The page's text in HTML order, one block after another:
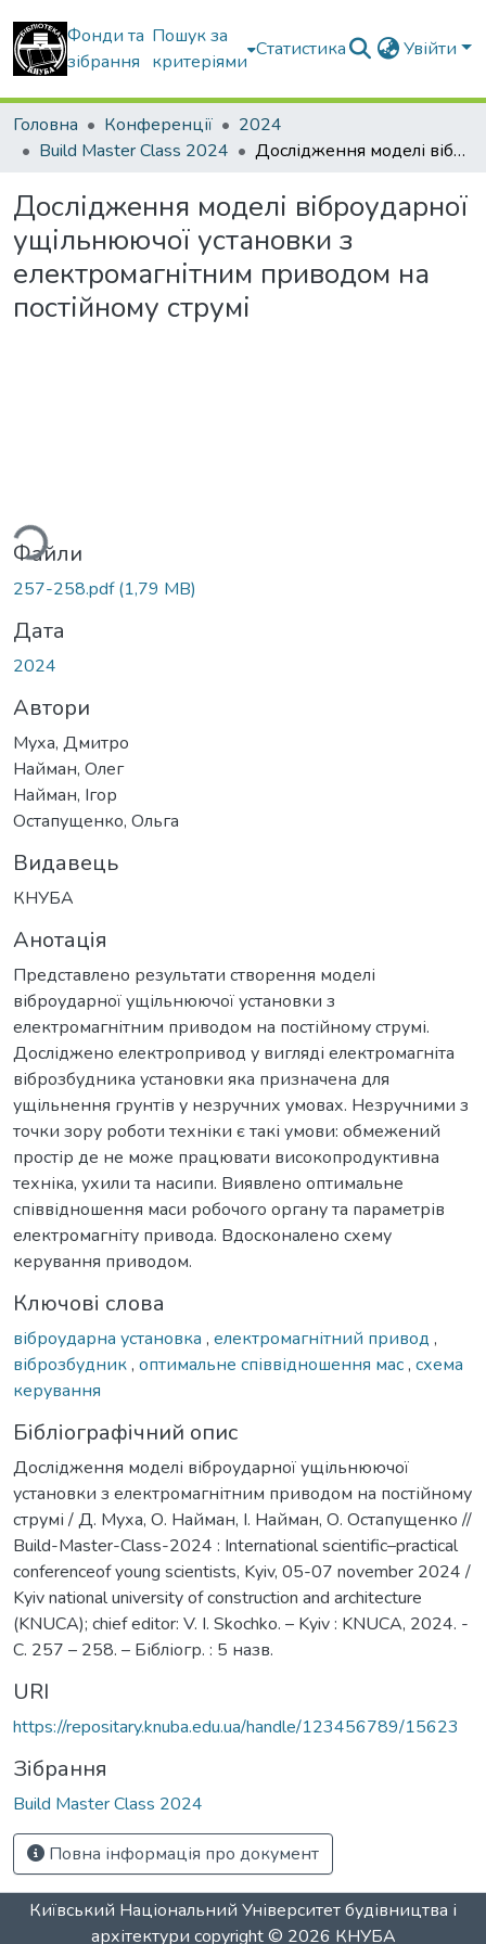
Фонди та
зібрання
Пошук за
критеріями
Статистика Увійти
Головна Конференції
2024
Build Master Class 2024
Дослідження моделі віброударної ущільнюючої установки з електромагнітним приводом на постійному струмі
Дослідження моделі віброударної
ущільнюючої установки з
електромагнітним приводом на
постійному струмі
Файли
257-258.pdf(1,79 MB)
Дата
2024
Автори
Муха, Дмитро
Найман, Олег
Найман, Ігор
Остапущенко, Ольга
Видавець
КНУБА
Анотація
Представлено результати створення моделі
віброударної ущільнюючої установки з
електромагнітним приводом на постійному струмі.
Досліджено електропривод у вигляді електромагніта
віброзбудника установки яка призначена для
ущільнення грунтів у незручних умовах. Незручними з
точки зору роботи техніки є такі умови: обмежений
простір де не може працювати високопродуктивна
техніка, ухили та насипи. Виявлено оптимальне
співвідношення маси робочого органу та параметрів
електромагніту привода. Вдосконалено схему
керування приводом.
Ключові слова
віброударна установка , електромагнітний привод ,
віброзбудник, оптимальне співвідношення мас, схема
керування
Бібліографічний опис
Дослідження моделі віброударної ущільнюючої
установки з електромагнітним приводом на постійному
струмі / Д. Муха, О. Найман, І. Найман, О. Остапущенко //
Build-Master-Class-2024 : International scientific–practical
conferenceof young scientists, Kyiv, 05-07 november 2024 /
Kyiv national university of construction and architecture
(KNUCA); chief editor: V. I. Skochko. – Kyiv : KNUCA, 2024. -
С. 257 – 258. – Бібліогр. : 5 назв.
URI
https://repositary.knuba.edu.ua/handle/123456789/15623
Зібрання
Build Master Class 2024
Повна інформація про документ
Київський Національний Університет будівництва і
архітектури copyright © 2026 КНУБА